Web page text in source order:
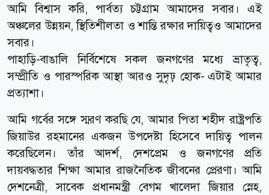
আমি বিশ্বাস করি, পার্বত্য চট্টগ্রাম আমাদের সবার। এই
অঞ্চলের উন্নয়ন, স্থিতিশীলতা ও শান্তি রক্ষার দায়িত্বও আমাদের
সবার।
পাহাড়ি-বাঙালি নির্বিশেষে সকল জনগণের মধ্যে ভ্রাতৃত্ব,
সম্প্রীতি ও পারস্পরিক আস্থা আরও সুদৃঢ় হোক- এটাই আমার
প্রত্যাশা।
আমি গর্বের সঙ্গে স্মরণ করছি যে, আমার পিতা শহীদ রাষ্ট্রপতি
জিয়াউর রহমানের একজন উপদেষ্টা হিসেবে দায়িত্ব পালন
করেছিলেন। তাঁর আদর্শ, দেশপ্রেম ও জনগণের প্রতি
দায়বদ্ধতার শিক্ষা আমার রাজনৈতিক জীবনের প্রেরণা। আমি
দেশনেত্রী, সাবেক প্রধানমন্ত্রী বেগম খালেদা জিয়ার স্নেহ,